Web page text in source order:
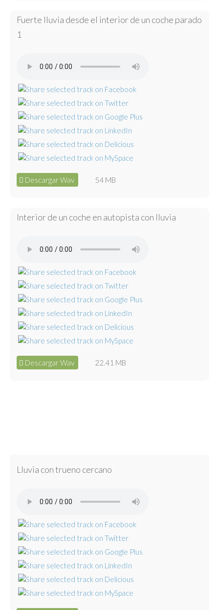
Fuerte lluvia desde el interior de un coche parado
1
Descargar Wav 54 MB
Interior de un coche en autopista con lluvia
Descargar Wav 22.41 MB
Lluvia con trueno cercano